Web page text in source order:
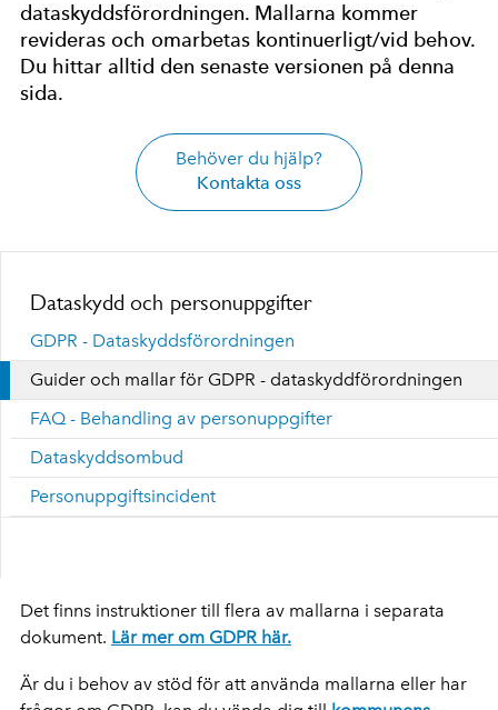
dataskyddsförordningen. Mallarna kommer
revideras och omarbetas kontinuerligt/vid behov.
Du hittar alltid den senaste versionen på denna
sida.
Behöver du hjälp?
Kontakta oss
Dataskydd och personuppgifter
GDPR - Dataskyddsförordningen
Guider och mallar för GDPR - dataskyddförordningen
FAQ - Behandling av personuppgifter
Dataskyddsombud
Personuppgiftsincident
Det finns instruktioner till flera av mallarna i separata
dokument. Lär mer om GDPR här.
Är du i behov av stöd för att använda mallarna eller har